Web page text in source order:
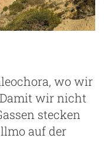
wo wir
wir nicht
stecken
auf der